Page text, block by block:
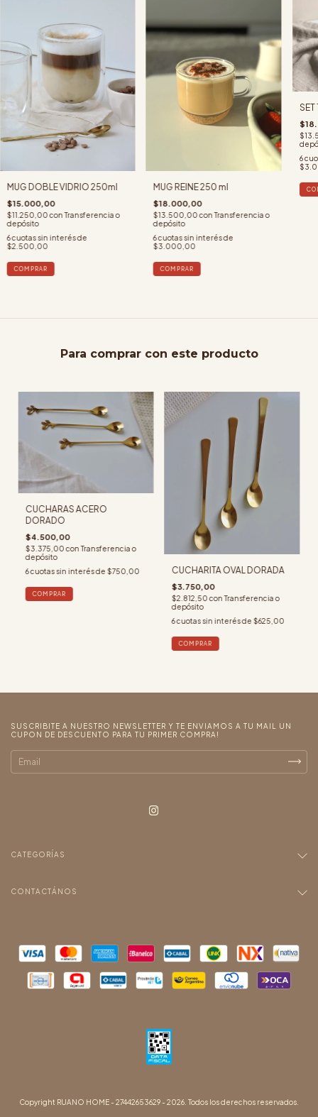
MUG DOBLE VIDRIO 250ml
$15.000,00
$11.250,00con Transferencia o
depósito
6cuotas sin interés de
$2.500,00
MUG REINE 250 ml
$18.000,00
$13.500,00con Transferencia o
depósito
6cuotas sin interés de
$3.000,00
SET
6
Para comprar con este producto
CUCHARAS ACERO
DORADO
$4.500,00
$3.375,00con Transferencia o
depósito
6cuotas sin interés de $750,00 CUCHARITA OVAL DORADA
$3.750,00
$2.812,50con Transferencia o
depósito
6cuotas sin interés de $625,00
SUSCRIBITE A NUESTRO NEWSLETTER Y TE ENVIAMOS A TU MAIL UN
CUPON DE DESCUENTO PARA TU PRIMER COMPRA!
CATEGORÍAS
CONTACTÁNOS
Copyright RUANO HOME - 27442653629 - 2026. Todos los derechos reservados.